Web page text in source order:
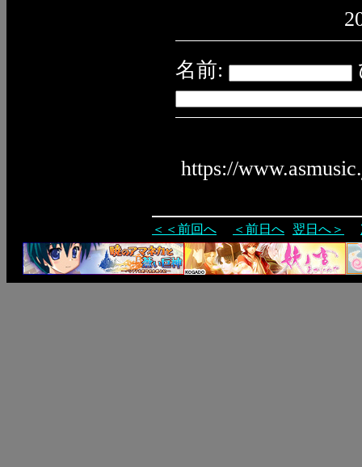
名前:
https://
＜＜前回へ ＜前日へ 翌日へ＞